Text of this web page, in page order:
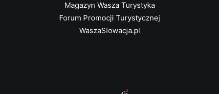
Magazyn Wasza Turystyka
Forum Promocji Turystycznej
WaszaSlowacja.pl